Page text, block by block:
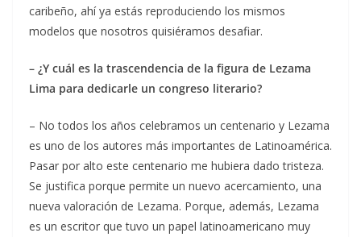
caribeño, ahí ya estás reproduciendo los mismos
modelos que nosotros quisiéramos desafiar.
– ¿Y cuál es la trascendencia de la figura de Lezama
Lima para dedicarle un congreso literario?
– No todos los años celebramos un centenario y Lezama
es uno de los autores más importantes de Latinoamérica.
Pasar por alto este centenario me hubiera dado tristeza.
Se justifica porque permite un nuevo acercamiento, una
nueva valoración de Lezama. Porque, además, Lezama
es un escritor que tuvo un papel latinoamericano muy